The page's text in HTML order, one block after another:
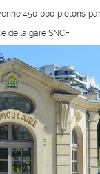
450 000 pietons
de la gare SNCF